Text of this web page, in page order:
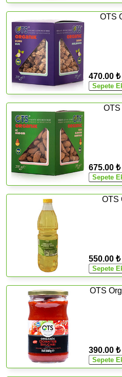
OTS
470.00 ₺
OTS
675.00 ₺
OTS
550.00 ₺
OTS
390.00 ₺